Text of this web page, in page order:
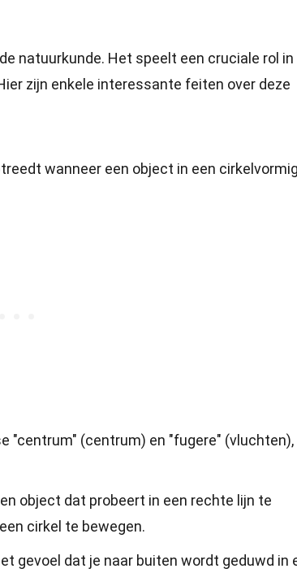
natuurkunde. Het speelt een cruciale rol in
zijn enkele interessante feiten over deze
wanneer een object in een
"centrum" (centrum) en "fugere"
object dat probeert in een rechte lijn te
cirkel te bewegen.
gevoel dat je naar buiten wordt geduwd in